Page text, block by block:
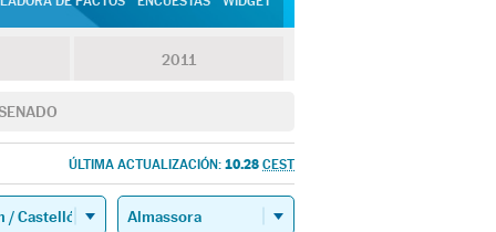
2011
ÚLTIMA ACTUALIZACIÓN: 10.28 CEST